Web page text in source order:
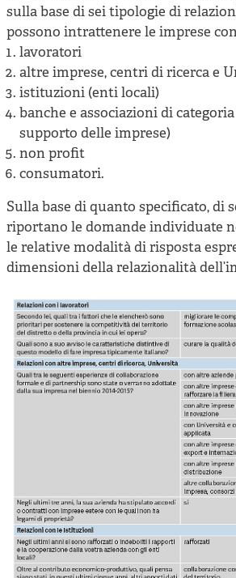
sulla base di sei tipologie di
possono intrattenere le imprese
lavoratori
altre imprese, centri di ricerca e
istituzioni (enti locali)
banche e associazioni di
supporto delle imprese)
non profit
consumatori.
Sulla base di quanto specificato, di
riportano le domande individuate
le relative modalità di risposta
dimensioni della relazionalità